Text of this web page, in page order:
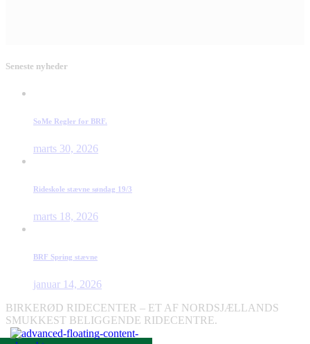
Seneste nyheder
SoMe Regler for BRF.
marts 30, 2026
Rideskole stævne søndag 19/3
marts 18, 2026
BRF Spring stævne
januar 14, 2026
BIRKERØD RIDECENTER – ET AF NORDSJÆLLANDS
SMUKKEST BELIGGENDE RIDECENTRE.